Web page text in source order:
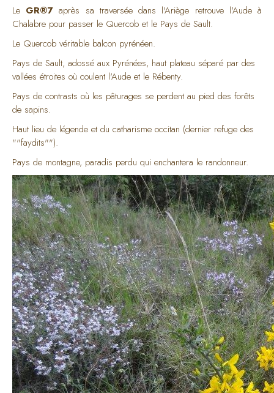
Le GR®7 après sa traversée dans l'Ariège retrouve l'Aude à
Chalabre pour passer le Quercob et le Pays de Sault.
Le Quercob véritable balcon pyrénéen.
Pays de Sault, adossé aux Pyrénées, haut plateau séparé par des
vallées étroites où coulent l'Aude et le Rébenty.
Pays de contrasts où les pâturages se perdent au pied des forêts
de sapins.
Haut lieu de légende et du catharisme occitan (dernier refuge des
""faydits"").
Pays de montagne, paradis perdu qui enchantera le randonneur.